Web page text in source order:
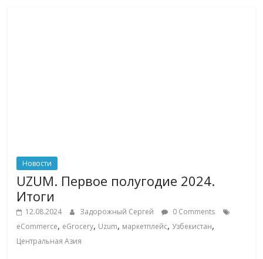
Новости
UZUM. Первое полугодие 2024.
Итоги
12.08.2024 Задорожный Сергей
0 Comments
eCommerce, eGrocery, Uzum, маркетплейс, Узбекистан,
Центральная Азия